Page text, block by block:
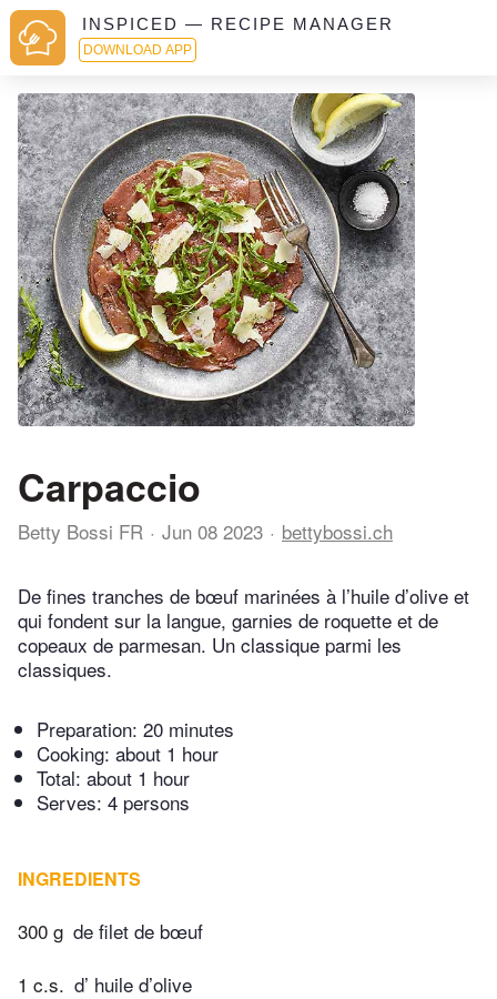
INSPICED — RECIPE MANAGER
DOWNLOAD APP
Carpaccio
Betty Bossi FR Jun 08 2023 bettybossi.ch
De fines tranches de bœuf marinées à l’huile d’olive et
qui fondent sur la langue, garnies de roquette et de
copeaux de parmesan. Un classique parmi les
classiques.
Preparation: 20 minutes
Cooking: about 1 hour
Total: about 1 hour
Serves: 4 persons
INGREDIENTS
300 g de filet de bœuf
1 c.s. d’ huile d’olive